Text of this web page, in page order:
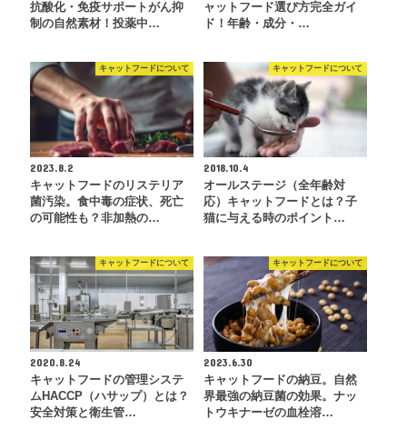
抗酸化・免疫サポートがん抑
制の自然素材！投薬中…
ャットフード選び方完全ガイ
ド！年齢・成分・…
キャットフードについて
2023.8.2
キャットフードのリステリア
菌汚染。食中毒の症状、死亡
の可能性も？非加熱の…
キャットフードについて
2018.10.4
オールステージ（全年齢対
応）キャットフードとは？子
猫に与える時のポイント…
キャットフードについて
2020.8.24
キャットフードの管理システ
ムHACCP（ハサップ）とは？
安全対策と衛生管…
キャットフードについて
2023.6.30
キャットフードの納豆。自然
界最強の納豆菌の効果。ナッ
トウキナーゼの血栓溶…